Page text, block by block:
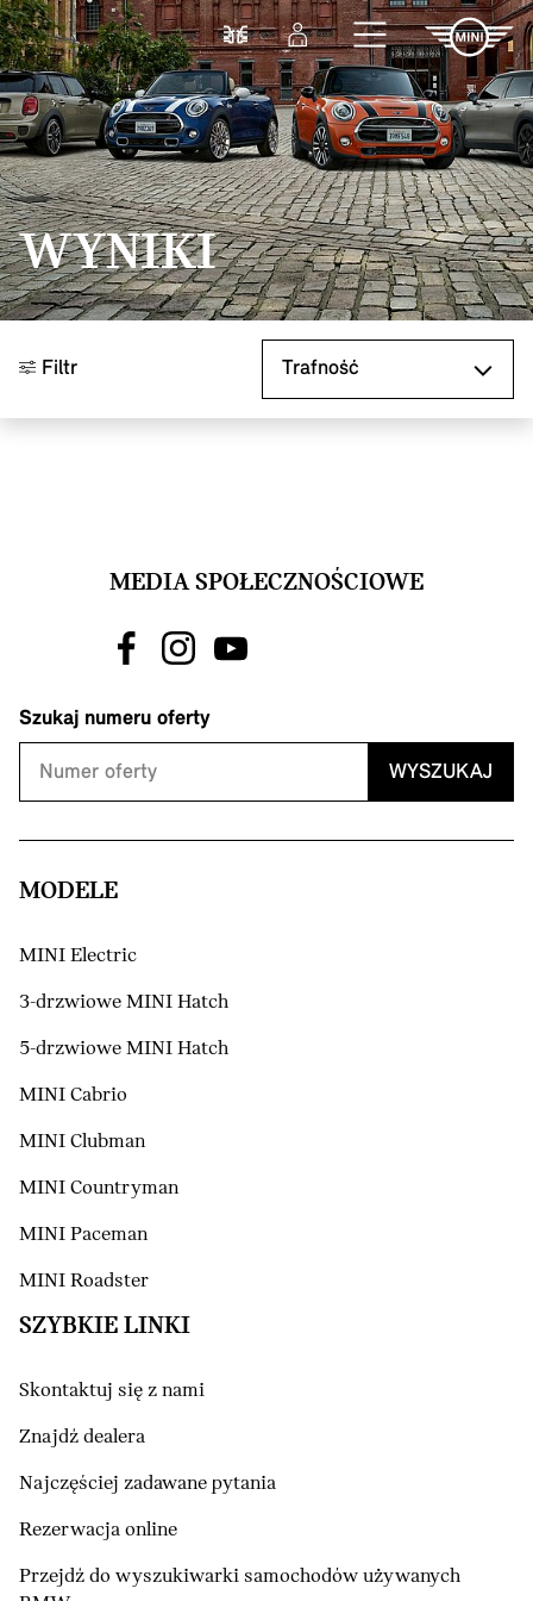
Przejdź do głównej treści
PorównajZaloguj się
WYNIKI
Filtr
MEDIA SPOŁECZNOŚCIOWE
Szukaj numeru oferty
WYSZUKAJ
MODELE
MINI Electric
3-drzwiowe MINI Hatch
5-drzwiowe MINI Hatch
MINI Cabrio
MINI Clubman
MINI Countryman
MINI Paceman
MINI Roadster
SZYBKIE LINKI
Skontaktuj się z nami
Znajdź dealera
Najczęściej zadawane pytania
Rezerwacja online
Przejdź do wyszukiwarki samochodów używanych